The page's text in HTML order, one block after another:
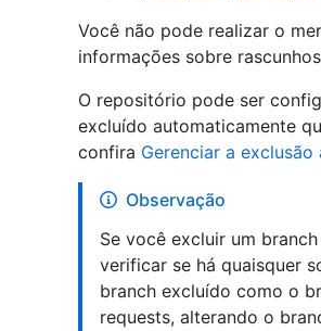
Você não pode realizar o
informações sobre
O repositório pode ser
excluído automaticamente
confira Gerenciar a
Observação
Se você excluir um
verificar se há quaisquer
branch excluído como o
requests, alterando o